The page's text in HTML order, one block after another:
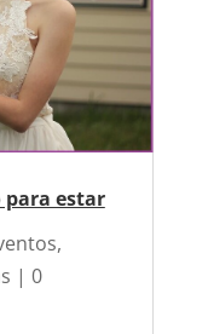
para estar
,
| 0